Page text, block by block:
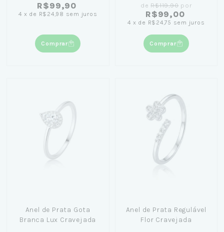
R$99,90
4 x de R$24,98 sem juros
Comprar
deR$119,90 por
R$99,00
4 x de R$24,75 sem juros
Comprar
Anel de Prata Gota
Branca Lux Cravejada
Anel de Prata Regulável
Flor Cravejada